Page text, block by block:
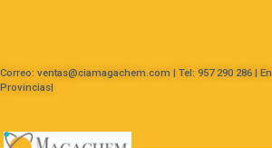
Correo: ventas@ciamagachem.com | Tel: 957 290 286 |
Provincias|